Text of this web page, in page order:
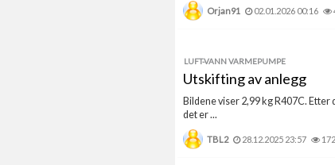
Orjan91 02.01.2026 00:16
LUFT-VANN VARMEPUMPE
Utskifting av anlegg
Bildene viser 2,99 kg R407C.
det er ...
TBL2 28.12.2025 23:57 172